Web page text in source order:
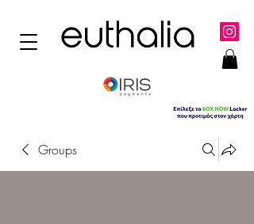
Groups